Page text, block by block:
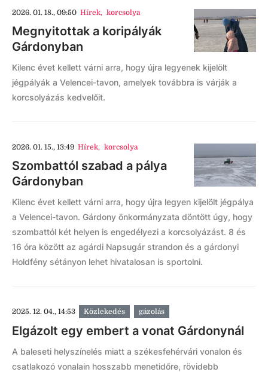
2026. 01. 18., 09:50 Hírek, korcsolya
Megnyitottak a koripályák
Gárdonyban
Kilenc évet kellett várni arra, hogy újra legyenek kijelölt
jégpályák a Velencei-tavon, amelyek továbbra is várják a
korcsolyázás kedvelőit.
2026. 01. 15., 13:49 Hírek, korcsolya
Szombattól szabad a pálya
Gárdonyban
Kilenc évet kellett várni arra, hogy újra legyen kijelölt jégpálya
a Velencei-tavon. Gárdony önkormányzata döntött úgy, hogy
szombattól két helyen is engedélyezi a korcsolyázást. 8 és
16 óra között az agárdi Napsugár strandon és a gárdonyi
Holdfény sétányon lehet hivatalosan is sportolni.
2025. 12. 04., 14:53 Közlekedés gázolás
Elgázolt egy embert a vonat Gárdonynál
A baleseti helyszínelés miatt a székesfehérvári vonalon és
csatlakozó vonalain hosszabb menetidőre, rövidebb